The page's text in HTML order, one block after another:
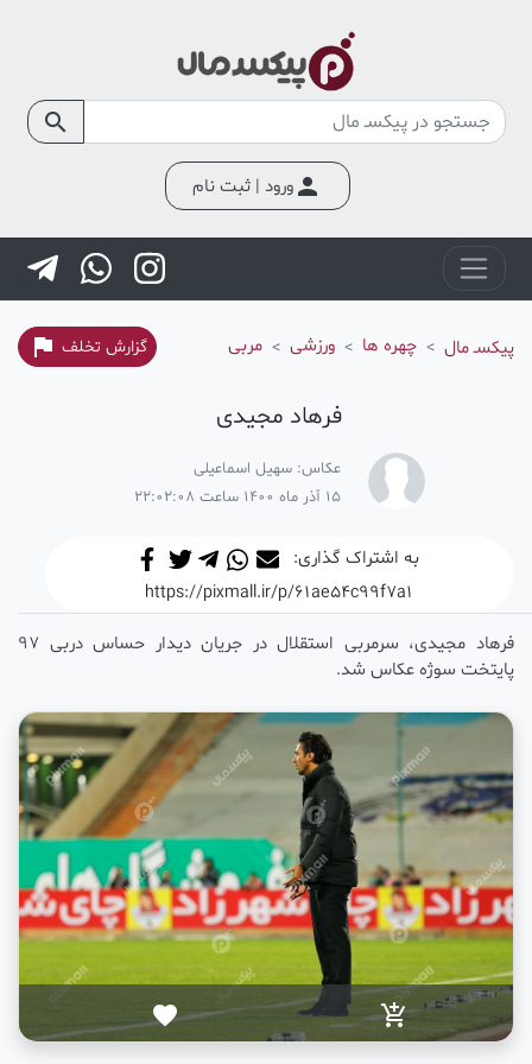
search
personورود | ثبت نام
پیکسـ مال چهره ها ورزشی مربی گزارش تخلف flag
فرهاد مجیدی
عکاس: سهیل اسماعیلی
15 آذر ماه 1400 ساعت 22:02:08
به اشتراک گذاری:
https://pixmall.ir/p/61ae54c99f7a1
فرهاد مجیدی، سرمربی استقلال در جریان دیدار حساس دربی 97
پایتخت سوژه عکاس شد.
add_shopping_cart
favorite